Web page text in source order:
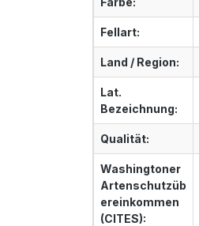
Fellart:
Land / Region:
Lat.
Bezeichnung:
Qualität:
Washingtoner
Artenschutzüb
ereinkommen
(CITES):